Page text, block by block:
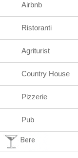
Airbnb
Ristoranti
Agriturist
Country House
Pizzerie
Pub
Bere